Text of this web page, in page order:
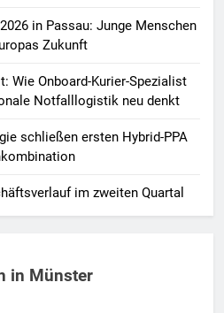
in Passau: Junge Menschen
Zukunft
Wie Onboard-Kurier-Spezialist
Notfalllogistik neu denkt
schließen ersten Hybrid-PPA
im zweiten Quartal
in Münster